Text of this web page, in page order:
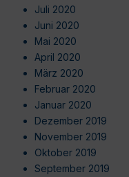
Juli 2020
Juni 2020
Mai 2020
April 2020
März 2020
Februar 2020
Januar 2020
Dezember 2019
November 2019
Oktober 2019
September 2019